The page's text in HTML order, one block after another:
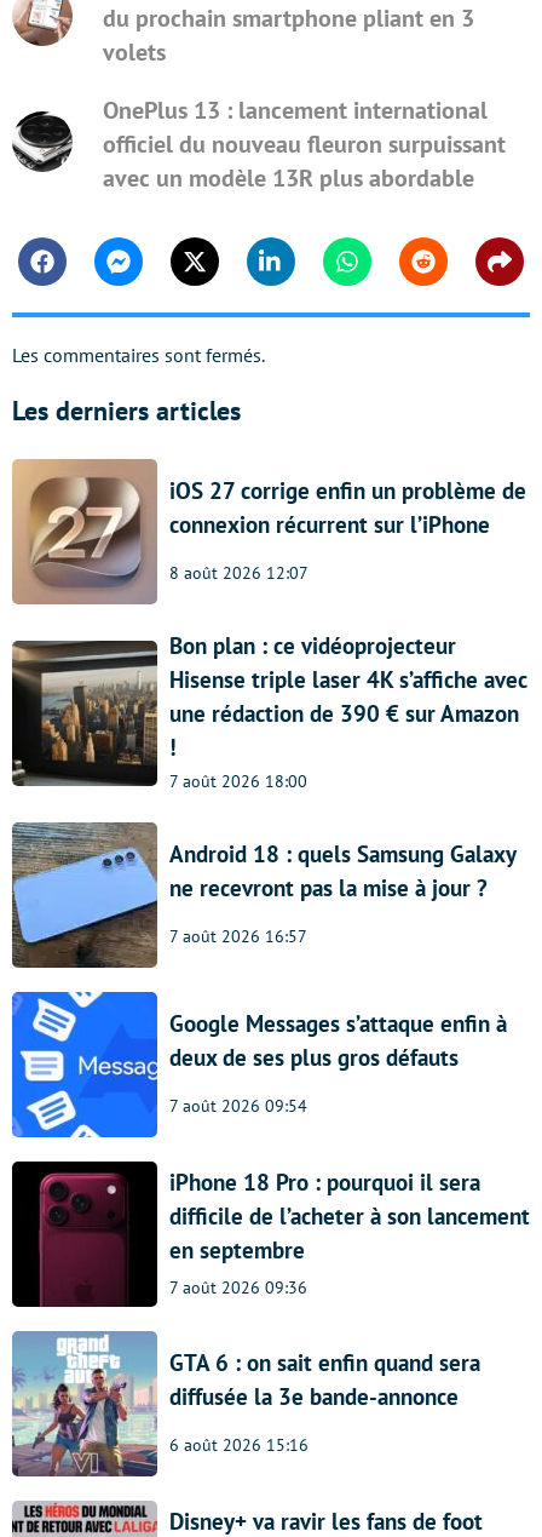
du prochain smartphone pliant en 3
volets
OnePlus 13 : lancement international
officiel du nouveau fleuron surpuissant
avec un modèle 13R plus abordable
FacebookMessengerTwitter Linkedin WhatsappReddit
Les commentaires sont fermés.
Les derniers articles
iOS 27 corrige enfin un problème de
connexion récurrent sur l’iPhone
8 août 2026 12:07
Bon plan : ce vidéoprojecteur
Hisense triple laser 4K s’affiche avec
une rédaction de 390 € sur Amazon
!
7 août 2026 18:00
Android 18 : quels Samsung Galaxy
ne recevront pas la mise à jour ?
7 août 2026 16:57
Google Messages s’attaque enfin à
deux de ses plus gros défauts
7 août 2026 09:54
iPhone 18 Pro : pourquoi il sera
difficile de l’acheter à son lancement
en septembre
7 août 2026 09:36
GTA 6 : on sait enfin quand sera
diffusée la 3e bande-annonce
6 août 2026 15:16
Disney+ va ravir les fans de foot